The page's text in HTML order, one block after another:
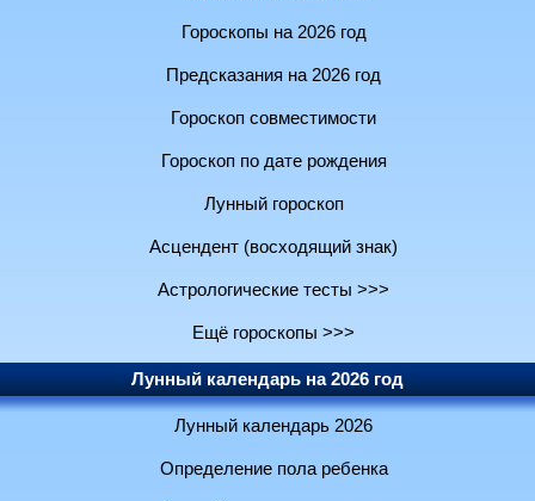
Гороскопы на 2026 год
Предсказания на 2026 год
Гороскоп совместимости
Гороскоп по дате рождения
Лунный гороскоп
Асцендент (восходящий знак)
Астрологические тесты >>>
Ещё гороскопы >>>
Лунный календарь на 2026 год
Лунный календарь 2026
Определение пола ребенка